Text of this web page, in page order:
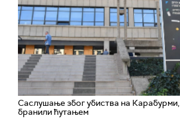
Саслушање због убиства на
бранили ћутањем